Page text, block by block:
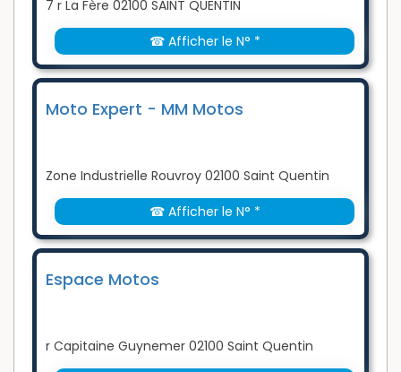
7 r La Fère 02100 SAINT QUENTIN
☎ Afficher le N° *
Moto Expert - MM Motos
Zone Industrielle Rouvroy 02100 Saint Quentin
☎ Afficher le N° *
Espace Motos
r Capitaine Guynemer 02100 Saint Quentin